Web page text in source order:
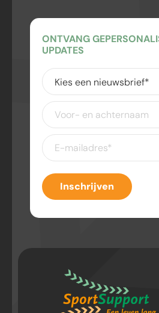
ONTVANG
UPDATES
Kies
een
nieuwsbrief(Vereist)
Voor-
en
achternaam
E-
mailadres(Vereist)
Inschrijven